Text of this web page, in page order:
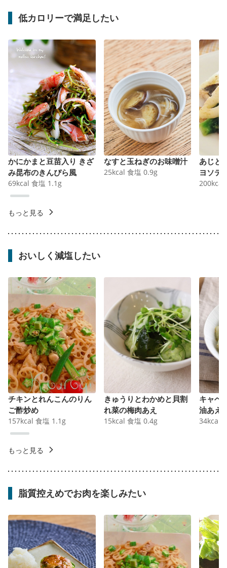
低カロリーで満足したい
かにかまと豆苗入り きざ
み昆布のきんぴら風
69kcal 食塩 1.1 g
なすと玉ねぎのお味噌汁
25kcal 食塩 0.9g
あじと
ヨソテ
200kcal
もっと見る
おいしく減塩したい
チキンとれんこんのりん
ご酢炒め
157kcal 食塩 1.1 g
きゅうりとわかめと貝割
れ菜の梅肉あえ
15kcal 食塩 0.4g
キャベ
油あえ
34kcal
もっと見る
脂質控えめでお肉を楽しみたい